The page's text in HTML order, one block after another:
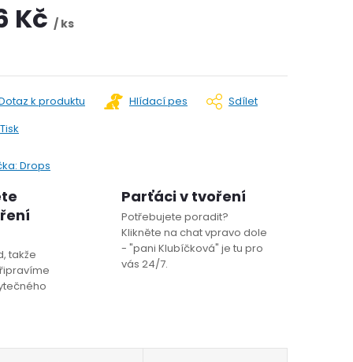
Kč / ks
Tisk
k produktu Hlídací pes Sdílet
Drops
takže
Parťáci v tvoření
Potřebujete poradit?
Klikněte na chat vpravo dole
- "pani Klubíčková" je tu pro
vás 24/7.